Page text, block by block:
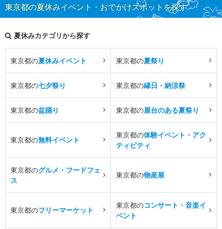
東京都の夏休みイベント・おでかけスポットを探す
夏休みカテゴリから探す
東京都の夏休みイベント 東京都の夏祭り
東京都の七夕祭り 東京都の縁日・納涼祭
東京都の盆踊り 東京都の屋台のある夏祭り
東京都の無料イベント
東京都の体験イベント・アク
ティビティ
東京都のグルメ・フードフェ
ス
東京都の物産展
東京都のフリーマーケット
東京都のコンサート・音楽イ
ベント